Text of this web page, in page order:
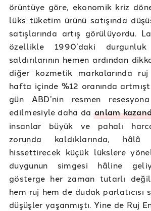
örüntüye göre, ekonomik kriz
lüks tüketim ürünü satışında
satışlarında artış görülüyordu.
özellikle 1990’daki
saldırılarının hemen ardından
diğer kozmetik markalarında ruj
hafta içinde %12 oranında
gün ABD’nin resmen
edilmesiyle daha daanlam
insanlar büyük ve pahalı
zorunda kaldıklarında,
hissettirecek küçük lükslere
duygunun simgesi hâline
gösterge her zaman tutarlı
hem ruj hem de dudak parlatıcısı
düşüşler yaşanmıştı. Yine de Ruj